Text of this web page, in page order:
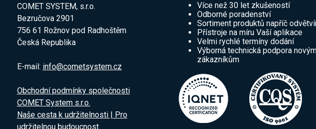
COMET SYSTEM, s.r.o.
Bezručova 2901
756 61 Rožnov pod Radhoštěm
Česká Republika
E-mail: info@cometsystem.cz
Obchodní podmínky společnosti
COMET System s.r.o.
Naše cesta k udržitelnosti | Pro
udržitelnou budoucnost
Více než 30 let zkušeností
Odborné poradenství
Sortiment produktů napříč
Přístroje na míru Vaší aplikace
Velmi rychlé termíny dodání
Výborná technická podpora
zákazníkům